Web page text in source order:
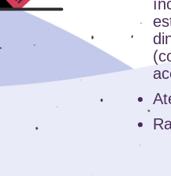
va relua plata cu
la începutul graficului
plată este mai mare
existent la
creditul este spre
plată este mai mică
plăților. Toate aceste